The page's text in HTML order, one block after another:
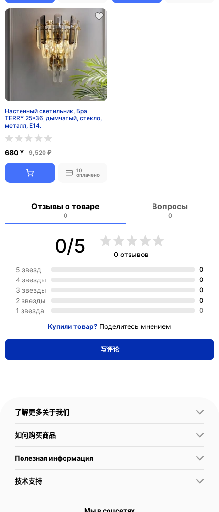
Настенный светильник, Бра
TERRY 25*36, дымчатый, стекло,
металл, Е14.
680 ¥ 9,520 ₽
10
оплачено
Отзывы о товаре
0
Вопросы
0
0/5
0 отзывов
5 звезд
0
4 звезды 0
3 звезды 0
2 звезды 0
1 звезда 0
Купили товар? Поделитесь мнением
写评论
了解更多关于我们
如何购买商品
Полезная информация
技术支持
Мы в соцсетях